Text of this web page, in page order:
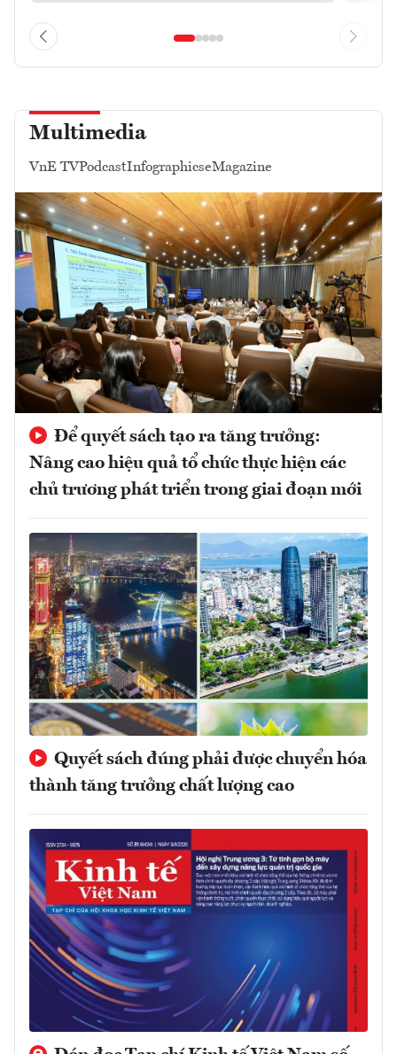
Multimedia
VnE TVPodcastInfographicseMagazine
Để quyết sách tạo ra tăng trưởng:
Nâng cao hiệu quả tổ chức thực hiện các
chủ trương phát triển trong giai đoạn mới
Quyết sách đúng phải được chuyển hóa
thành tăng trưởng chất lượng cao